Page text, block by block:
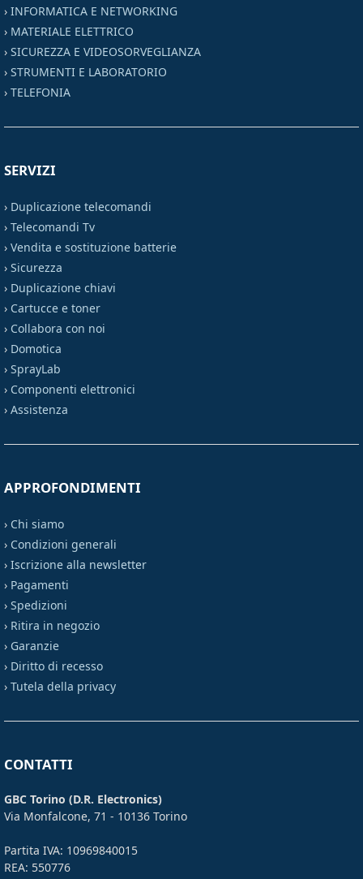
› INFORMATICA E NETWORKING
› MATERIALE ELETTRICO
› SICUREZZA E VIDEOSORVEGLIANZA
› STRUMENTI E LABORATORIO
› TELEFONIA
SERVIZI
› Duplicazione telecomandi
› Telecomandi Tv
› Vendita e sostituzione batterie
› Sicurezza
› Duplicazione chiavi
› Cartucce e toner
› Collabora con noi
› Domotica
› SprayLab
› Componenti elettronici
› Assistenza
APPROFONDIMENTI
› Chi siamo
› Condizioni generali
› Iscrizione alla newsletter
› Pagamenti
› Spedizioni
› Ritira in negozio
› Garanzie
› Diritto di recesso
› Tutela della privacy
CONTATTI
GBC Torino (D.R. Electronics)
Via Monfalcone, 71 - 10136 Torino
Partita IVA: 10969840015
REA: 550776